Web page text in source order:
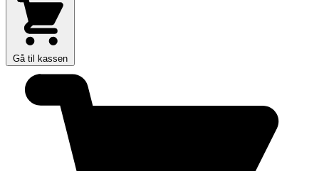
Gå til kassen